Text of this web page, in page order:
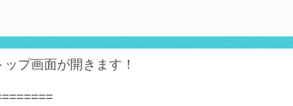
プ画面が開きます！